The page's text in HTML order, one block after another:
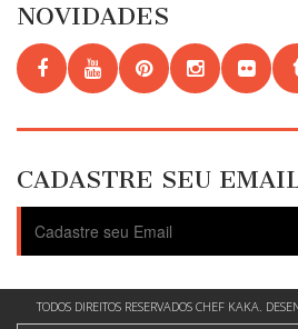
NOVIDADES
CADASTRE SEU
TODOS DIREITOS RESERVADOS CHEF KAKA.